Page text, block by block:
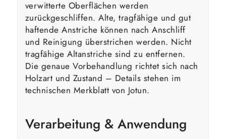
verwitterte Oberflächen werden
zurückgeschliffen. Alte, tragfähige und gut
haftende Anstriche können nach Anschliff
und Reinigung überstrichen werden. Nicht
tragfähige Altanstriche sind zu entfernen.
Die genaue Vorbehandlung richtet sich nach
Holzart und Zustand – Details stehen im
technischen Merkblatt von Jotun.
Verarbeitung & Anwendung